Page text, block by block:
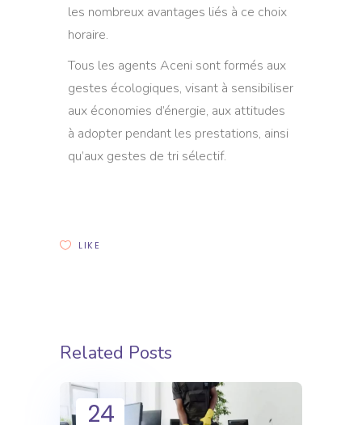
les nombreux avantages liés à ce choix
horaire.
Tous les agents Aceni sont formés aux
gestes écologiques, visant à sensibiliser
aux économies d’énergie, aux attitudes
à adopter pendant les prestations, ainsi
qu’aux gestes de tri sélectif.
LIKE
Related Posts
24